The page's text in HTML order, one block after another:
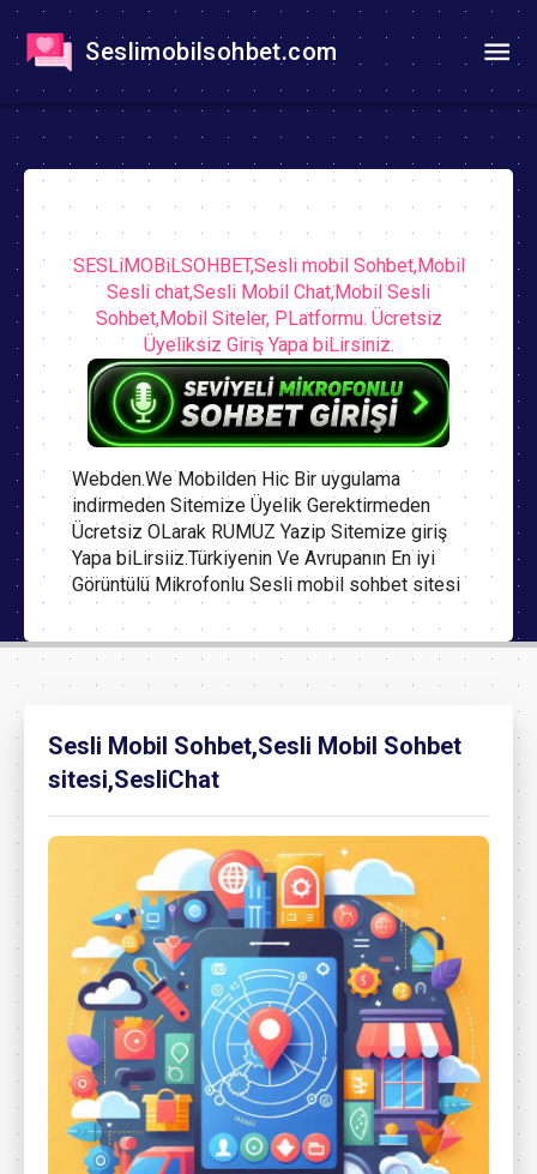
Seslimobilsohbet.com
SESLiMOBiLSOHBET,Sesli mobil Sohbet,Mobil
Sesli chat,Sesli Mobil Chat,Mobil Sesli
Sohbet,Mobil Siteler, PLatformu. Ücretsiz
Üyeliksiz Giriş Yapa biLirsiniz.
Webden.We Mobilden Hic Bir uygulama
indirmeden Sitemize Üyelik Gerektirmeden
Ücretsiz OLarak RUMUZ Yazip Sitemize giriş
Yapa biLirsiiz.Türkiyenin Ve Avrupanın En iyi
Görüntülü Mikrofonlu Sesli mobil sohbet sitesi
Sesli Mobil Sohbet,Sesli Mobil Sohbet
sitesi,SesliChat